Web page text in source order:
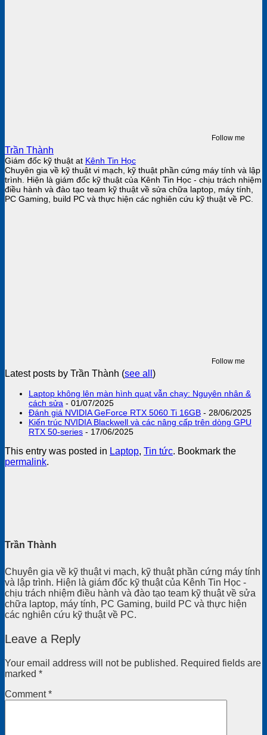
Follow me
Trần Thành
Giám đốc kỹ thuật at Kênh Tin Học
Chuyên gia về kỹ thuật vi mạch, kỹ thuật phần cứng máy tính và lập
trình. Hiện là giám đốc kỹ thuật của Kênh Tin Học - chịu trách nhiệm
điều hành và đào tạo team kỹ thuật về sửa chữa laptop, máy tính,
PC Gaming, build PC và thực hiện các nghiên cứu kỹ thuật về PC.
Follow me
Latest posts by Trần Thành (see all )
Laptop không lên màn hình quạt vẫn chạy: Nguyên nhân &
cách sửa - 01/07/2025
Đánh giá NVIDIA GeForce RTX 5060 Ti 16GB - 28/06/2025
Kiến trúc NVIDIA Blackwell và các nâng cấp trên dòng GPU
RTX 50-series - 17/06/2025
This entry was posted in Laptop, Tin tức. Bookmark the
permalink.
Trần Thành
Chuyên gia về kỹ thuật vi mạch, kỹ thuật phần cứng máy tính
và lập trình. Hiện là giám đốc kỹ thuật của Kênh Tin Học -
chịu trách nhiệm điều hành và đào tạo team kỹ thuật về sửa
chữa laptop, máy tính, PC Gaming, build PC và thực hiện
các nghiên cứu kỹ thuật về PC.
Leave a Reply
Your email address will not be published. Required fields are
marked *
Comment*